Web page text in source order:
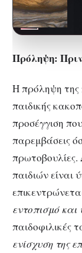
Πρόληψη:
Η πρόληψη της
παιδικής
προσέγγιση
παρεμβάσεις
παιδιών είναι
εντοπισμό και
παιδοφιλικές
ενίσχυση της